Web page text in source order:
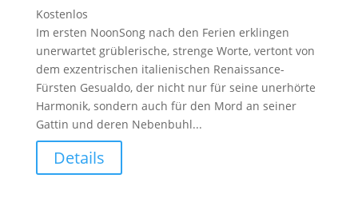
Kostenlos
Im ersten NoonSong nach den Ferien erklingen
unerwartet grüblerische, strenge Worte, vertont von
dem exzentrischen italienischen Renaissance-
Fürsten Gesualdo, der nicht nur für seine unerhörte
Harmonik, sondern auch für den Mord an seiner
Gattin und deren Nebenbuhl...
Details